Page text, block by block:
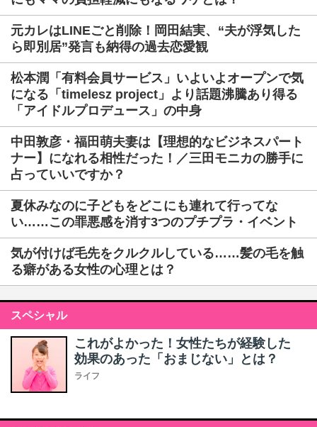
元カレはLINEごと削除！岡田結実、“夫が浮気した
ら即別居”発言も納得の過去恋愛観
松本潤「有料会員サービス」いよいよオープンで気
になる「timelesz project」より話題沸騰あり得る
「アイドルプロデュース」の中身
中田敦彦・福田萌夫妻は【理想的なビジネスパート
ナー】になれる相性だった！／三田モニカの勝手に
占っていいですか？
夏休みなのに子どもをどこにも連れて行ってな
い……この罪悪感を消す3つのプチプラ・イベント
気が付けば毛先をクルクルしている……髪の毛を触
る癖がある女性の心理とは？
スペシャル
これがよかった！女性たちが経験した
効果のあった「おまじない」とは？
ライフ